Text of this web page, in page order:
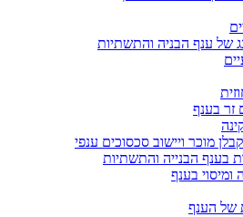
של ענף הבניה והתשתיות
זר בענף
מוכר ויישוב סכסוכים ענפי
בענף הבנייה והתשתיות
בענף
של הענף